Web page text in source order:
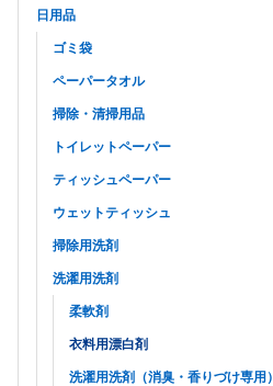
日用品
ゴミ袋
ペーパータオル
掃除・清掃用品
トイレットペーパー
ティッシュペーパー
ウェットティッシュ
掃除用洗剤
洗濯用洗剤
柔軟剤
衣料用漂白剤
洗濯用洗剤（消臭・香りづけ専用）